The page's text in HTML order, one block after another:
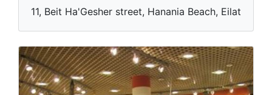
11, Beit Ha'Gesher street, Hanania Beach, Eilat